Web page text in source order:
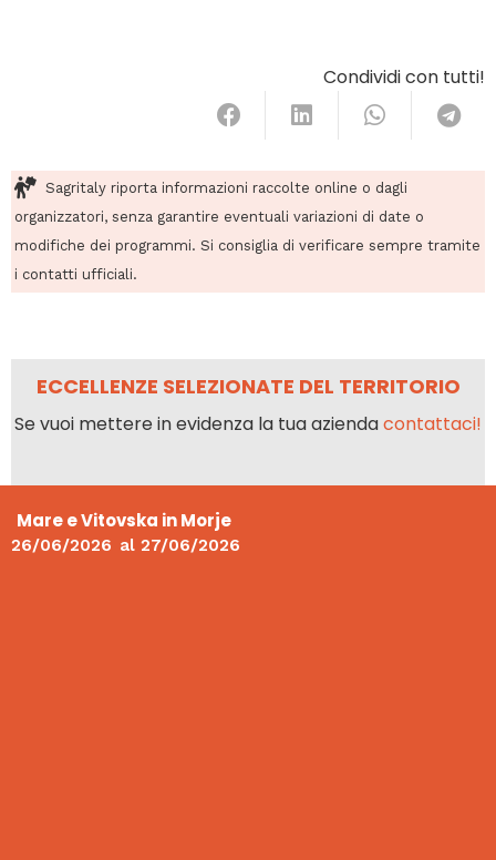
Condividi con tutti!
Sagritaly riporta informazioni raccolte online o dagli
organizzatori, senza garantire eventuali variazioni di date o
modifiche dei programmi. Si consiglia di verificare sempre tramite
i contatti ufficiali.
ECCELLENZE SELEZIONATE DEL TERRITORIO
Se vuoi mettere in evidenza la tua aziendacontattaci!
Mare e Vitovska in Morje
26/06/2026 al 27/06/2026